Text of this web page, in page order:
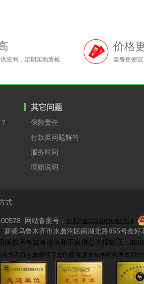
应商，定期实地质检
价格
套餐更便
其它问题
保险责任
付款类问题解答
服务时间
理赔说明
式
网站备案号： 新ICP备2021000582号-1
新疆乌鲁木齐市水磨沟区南湖北路855号友好
权所有如有违法和不良信息举报电话：
法者所有,如侵犯了您的权益,请通知本站管理员,我